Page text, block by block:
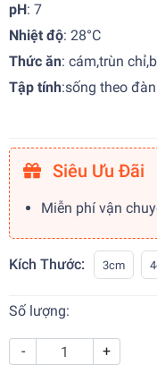
pH: 7
Nhiệt độ: 28°C
Thức ăn: cám,trùn
Tập tính:sống theo đàn
Siêu Ưu Đãi
Miễn phí vận
Kích Thước: 3cm
Số lượng:
- +